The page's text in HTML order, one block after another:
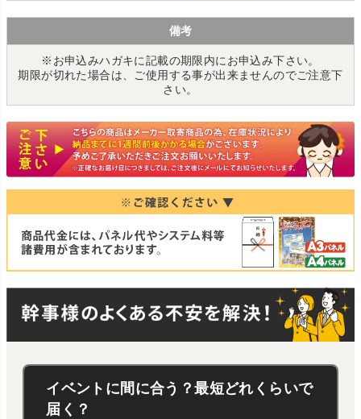
備考
※お申込みハガキに記載の期限内にお申込み下さい。
期限が切れた場合は、ご使用する事が出来ませんのでご注意下
さい。
イベントに間に合う？最短どれくらいで
届く？